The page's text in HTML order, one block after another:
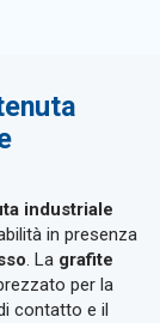
industriale
in presenza
. La grafite
per la
contatto e il